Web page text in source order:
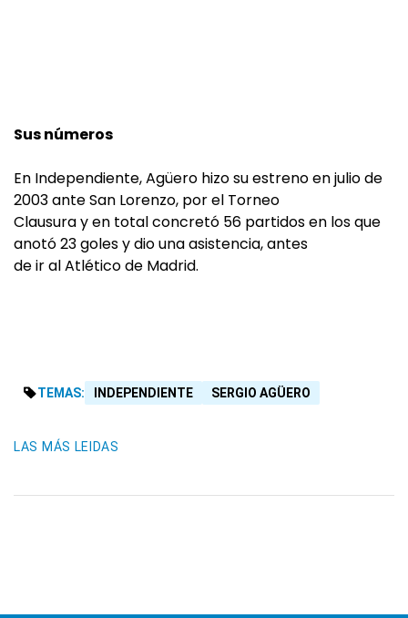
Sus números
En Independiente, Agüero hizo su estreno en julio de
2003 ante San Lorenzo, por el Torneo
Clausura y en total concretó 56 partidos en los que
anotó 23 goles y dio una asistencia, antes
de ir al Atlético de Madrid.
TEMAS: INDEPENDIENTE SERGIO AGÜERO
LAS MÁS LEIDAS